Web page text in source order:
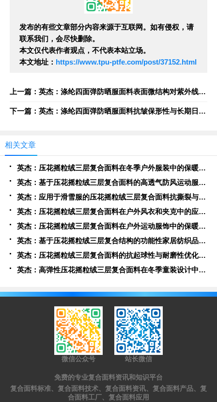
发布的有些文章部分内容来源于互联网。如有侵权，请
联系我们，会尽快删除。
本文仅代表作者观点，不代表本站立场。
本文地址： https://www.tpu-ptfe.com/post/37152.html
上一篇：英杰：涤纶四面弹防晒服面料表面微结构对紫外线反射与散射效率的影响
下一篇：英杰：涤纶四面弹防晒服面料抗皱保形性与长期日晒环境下的耐久性评估
相关文章
英杰：压花摇粒绒三层复合面料在冬季户外服装中的保暖性能优化研究
英杰：基于压花摇粒绒三层复合面料的高透气防风运动服饰开发
英杰：应用于滑雪服的压花摇粒绒三层复合面料抗撕裂与耐磨性提升技术
英杰：压花摇粒绒三层复合面料在户外风衣和夹克中的应用与性能
英杰：压花摇粒绒三层复合面料在户外运动服饰中的保暖与透气性能研究
英杰：基于压花摇粒绒三层复合结构的功能性家居纺织品开发与应用
英杰：压花摇粒绒三层复合面料的抗起球性与耐磨性优化技术分析
英杰：高弹性压花摇粒绒三层复合面料在冬季童装设计中的应用实践
微信公众号 站长微信
免费的专业复合面料资讯和知识平台
复合面料标准、复合面料技术、复合面料资讯、复合面料产品、复
合面料工厂、复合面料应用